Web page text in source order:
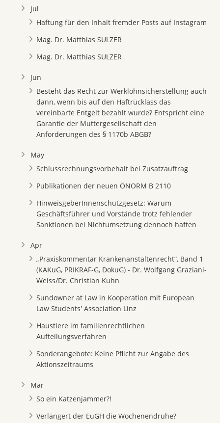
Jul
Haftung für den Inhalt fremder Posts auf Instagram
Mag. Dr. Matthias SULZER
Mag. Dr. Matthias SULZER
Jun
Besteht das Recht zur Werklohnsicherstellung auch
dann, wenn bis auf den Haftrücklass das
vereinbarte Entgelt bezahlt wurde? Entspricht eine
Garantie der Muttergesellschaft den
Anforderungen des § 1170b ABGB?
May
Schlussrechnungsvorbehalt bei Zusatzauftrag
Publikationen der neuen ÖNORM B 2110
HinweisgeberInnenschutzgesetz: Warum
Geschäftsführer und Vorstände trotz fehlender
Sanktionen bei Nichtumsetzung dennoch haften
Apr
„Praxiskommentar Krankenanstaltenrecht“, Band 1
(KAKuG, PRIKRAF-G, DokuG) - Dr. Wolfgang Graziani-
Weiss/Dr. Christian Kuhn
Sundowner at Law in Kooperation mit European
Law Students' Association Linz
Haustiere im familienrechtlichen
Aufteilungsverfahren
Sonderangebote: Keine Pflicht zur Angabe des
Aktionszeitraums
Mar
So ein Katzenjammer?!
Verlängert der EuGH die Wochenendruhe?